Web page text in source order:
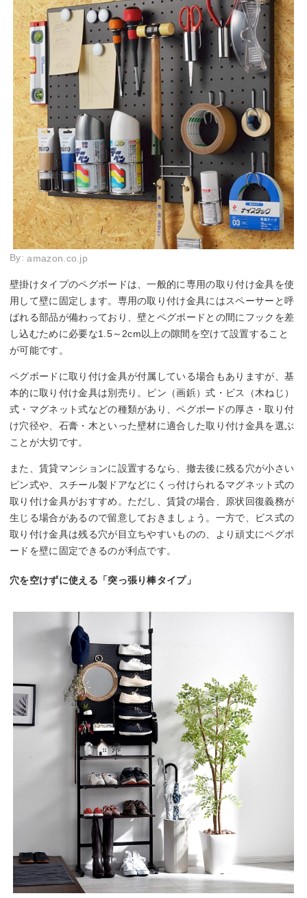
By:amazon.co.jp
壁掛けタイプのペグボードは、一般的に専用の取り付け金具を使
用して壁に固定します。専用の取り付け金具にはスペーサーと呼
ばれる部品が備わっており、壁とペグボードとの間にフックを差
し込むために必要な1.5～2cm以上の隙間を空けて設置すること
が可能です。
ペグボードに取り付け金具が付属している場合もありますが、基
本的に取り付け金具は別売り。ピン（画鋲）式・ビス（木ねじ）
式・マグネット式などの種類があり、ペグボードの厚さ・取り付
け穴径や、石膏・木といった壁材に適合した取り付け金具を選ぶ
ことが大切です。
また、賃貸マンションに設置するなら、撤去後に残る穴が小さい
ピン式や、スチール製ドアなどにくっ付けられるマグネット式の
取り付け金具がおすすめ。ただし、賃貸の場合、原状回復義務が
生じる場合があるので留意しておきましょう。一方で、ビス式の
取り付け金具は残る穴が目立ちやすいものの、より頑丈にペグボ
ードを壁に固定できるのが利点です。
穴を空けずに使える「突っ張り棒タイプ」